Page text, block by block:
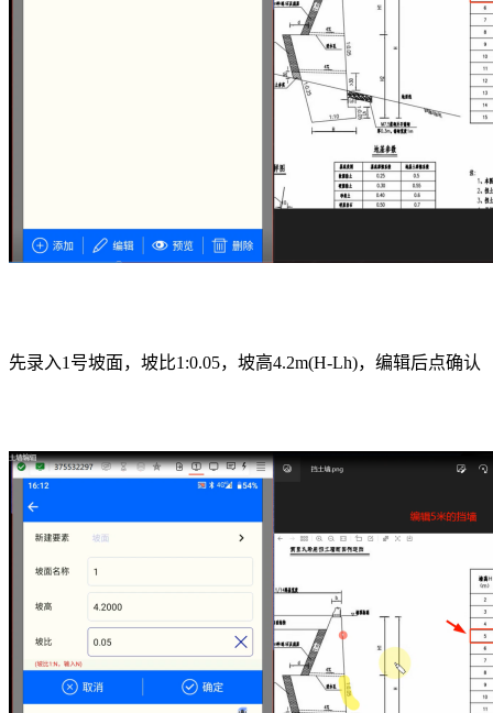
先录入1号坡面，坡比1:0.05，坡高4.2m(H-Lh)，编辑后点确认